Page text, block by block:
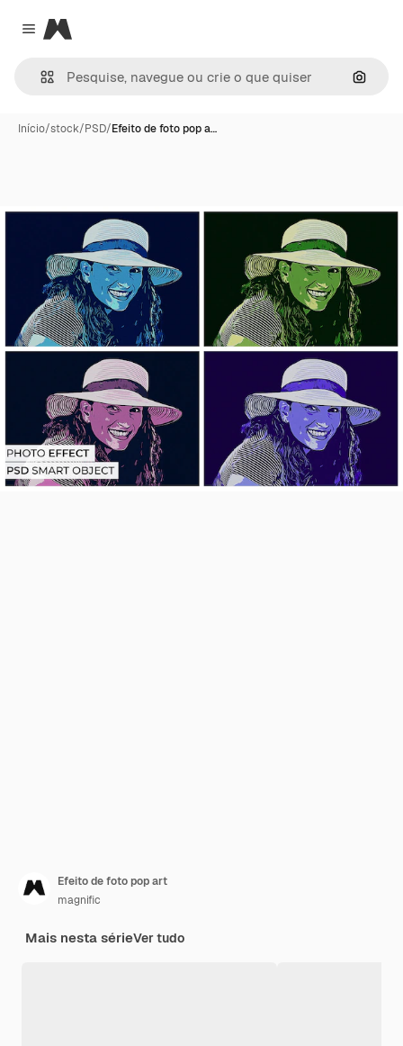
Close menu
Magnific
Início/stock/PSD/Efeito de foto pop a…
Efeito de foto pop art
magnific
Mais nesta sérieVer tudo